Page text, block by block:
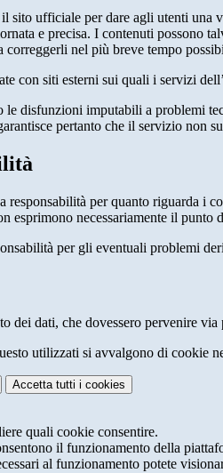
sito ufficiale per dare agli utenti
e precisa. I contenuti possono
correggerli nel più breve tempo
con siti esterni sui quali i servizi
disfunzioni imputabili a problemi
pertanto che il servizio non
responsabilità per quanto riguarda i
esprimono necessariamente il punto
per gli eventuali problemi
dei dati, che dovessero pervenire
utilizzati si avvalgono di cookie
Accetta tutti i cookies
quali cookie consentire.
il funzionamento della
al funzionamento potete